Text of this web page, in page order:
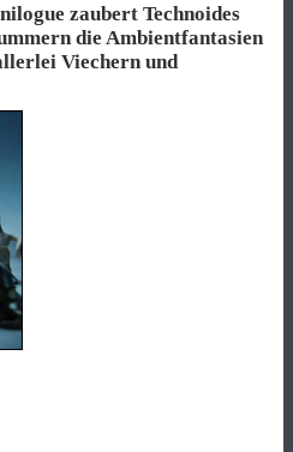
zaubert Technoides
die Ambientfantasien
Viechern und